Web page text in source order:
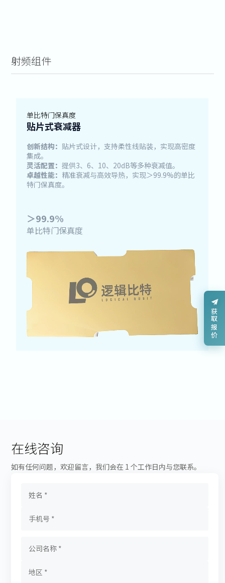
射频组件
单比特门保真度
贴片式衰减器
创新结构： 贴片式设计，支持柔性线贴装，实现高密度
集成。
灵活配置：提供3、6、10、20dB等多种衰减值。
卓越性能： 精准衰减与高效导热，实现＞99.9%的单比
特门保真度。
＞99.9%
单比特门保真度
在线咨询
如有任何问题，欢迎留言，我们会在 1 个工作日内与您联系。
获取报价